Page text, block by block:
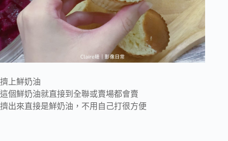
擠上鮮奶油
這個鮮奶油就直接到全聯或賣場都會賣
擠出來直接是鮮奶油，不用自己打很方便